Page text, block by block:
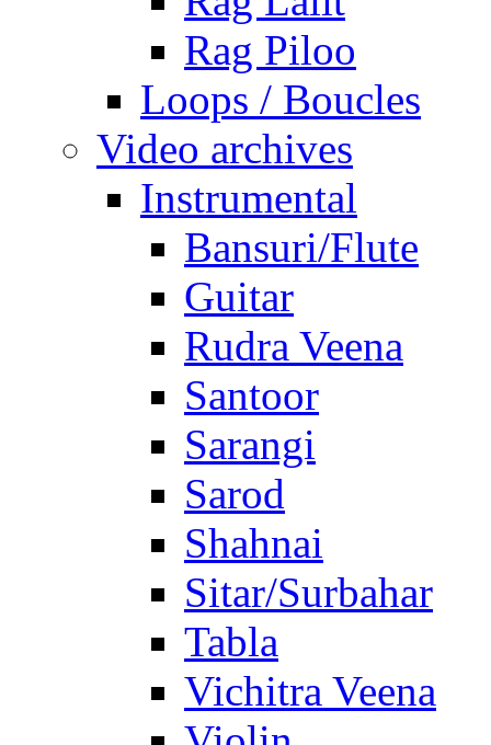
Rag Piloo
Loops / Boucles
Video archives
Instrumental
Bansuri/Flute
Guitar
Rudra Veena
Santoor
Sarangi
Sarod
Shahnai
Sitar/Surbahar
Tabla
Vichitra Veena